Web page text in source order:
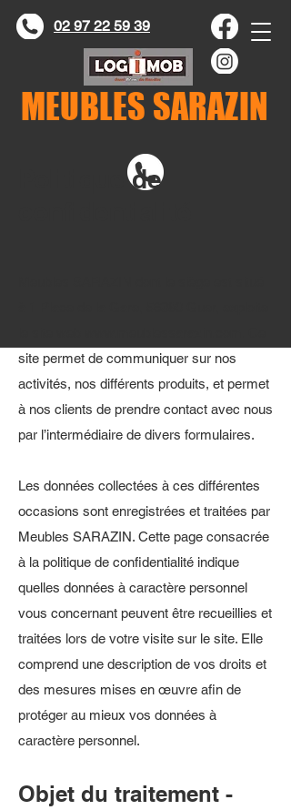
02 97 22 59 39
MEUBLES SARAZIN
Politique de
site permet de communiquer sur nos
activités, nos différents produits, et permet
à nos clients de prendre contact avec nous
par l’intermédiaire de divers formulaires.
Les données collectées à ces différentes
occasions sont enregistrées et traitées par
Meubles SARAZIN. Cette page consacrée
à la politique de confidentialité indique
quelles données à caractère personnel
vous concernant peuvent être recueillies et
traitées lors de votre visite sur le site. Elle
comprend une description de vos droits et
des mesures mises en œuvre afin de
protéger au mieux vos données à
caractère personnel.
Objet du traitement -